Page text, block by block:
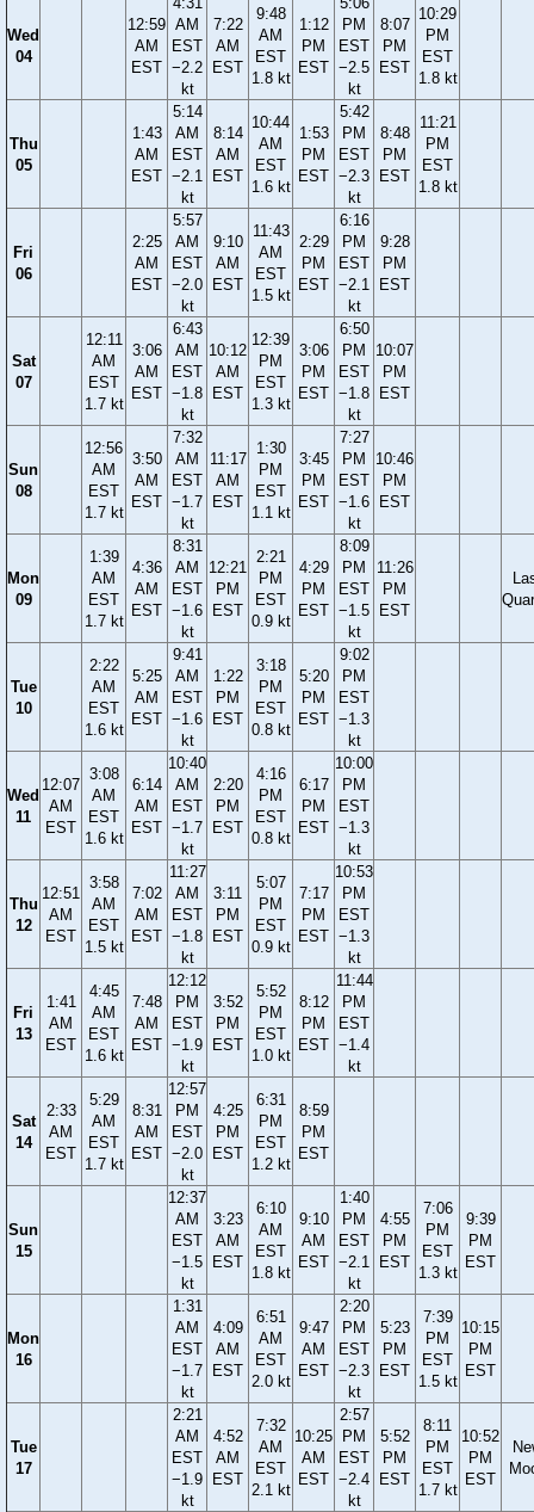
Wed
04
12:59
AM
EST
AM
EST
−2.2
kt
7:22
AM
EST
9:48
AM
EST
1.8 kt
1:12
PM
EST
PM
EST
−2.5
kt
8:07
PM
EST
10:29
PM
EST
1.8 kt
Thu
05
1:43
AM
EST
5:14
AM
EST
−2.1
kt
8:14
AM
EST
10:44
AM
EST
1.6 kt
1:53
PM
EST
5:42
PM
EST
−2.3
kt
8:48
PM
EST
11:21
PM
EST
1.8 kt
Fri
06
2:25
AM
EST
5:57
AM
EST
−2.0
kt
9:10
AM
EST
11:43
AM
EST
1.5 kt
2:29
PM
EST
6:16
PM
EST
−2.1
kt
9:28
PM
EST
Sat
07
12:11
AM
EST
1.7 kt
3:06
AM
EST
6:43
AM
EST
−1.8
kt
10:12
AM
EST
12:39
PM
EST
1.3 kt
3:06
PM
EST
6:50
PM
EST
−1.8
kt
10:07
PM
EST
Sun
08
12:56
AM
EST
1.7 kt
3:50
AM
EST
7:32
AM
EST
−1.7
kt
11:17
AM
EST
1:30
PM
EST
1.1 kt
3:45
PM
EST
7:27
PM
EST
−1.6
kt
10:46
PM
EST
Mon
09
1:39
AM
EST
1.7 kt
4:36
AM
EST
8:31
AM
EST
−1.6
kt
12:21
PM
EST
2:21
PM
EST
0.9 kt
4:29
PM
EST
8:09
PM
EST
−1.5
kt
11:26
PM
EST
Tue
10
2:22
AM
EST
1.6 kt
5:25
AM
EST
9:41
AM
EST
−1.6
kt
1:22
PM
EST
3:18
PM
EST
0.8 kt
5:20
PM
EST
9:02
PM
EST
−1.3
kt
Wed
11
12:07
AM
EST
3:08
AM
EST
1.6 kt
6:14
AM
EST
10:40
AM
EST
−1.7
kt
2:20
PM
EST
4:16
PM
EST
0.8 kt
6:17
PM
EST
10:00
PM
EST
−1.3
kt
Thu
12
12:51
AM
EST
3:58
AM
EST
1.5 kt
7:02
AM
EST
11:27
AM
EST
−1.8
kt
3:11
PM
EST
5:07
PM
EST
0.9 kt
7:17
PM
EST
10:53
PM
EST
−1.3
kt
Fri
13
1:41
AM
EST
4:45
AM
EST
1.6 kt
7:48
AM
EST
12:12
PM
EST
−1.9
kt
3:52
PM
EST
5:52
PM
EST
1.0 kt
8:12
PM
EST
11:44
PM
EST
−1.4
kt
Sat
14
2:33
AM
EST
5:29
AM
EST
1.7 kt
8:31
AM
EST
12:57
PM
EST
−2.0
kt
4:25
PM
EST
6:31
PM
EST
1.2 kt
8:59
PM
EST
Sun
15
12:37
AM
EST
−1.5
kt
3:23
AM
EST
6:10
AM
EST
1.8 kt
9:10
AM
EST
1:40
PM
EST
−2.1
kt
4:55
PM
EST
7:06
PM
EST
1.3 kt
9:39
PM
EST
Mon
16
1:31
AM
EST
−1.7
kt
4:09
AM
EST
6:51
AM
EST
2.0 kt
9:47
AM
EST
2:20
PM
EST
−2.3
kt
5:23
PM
EST
7:39
PM
EST
1.5 kt
10:15
PM
EST
Tue
17
2:21
AM
EST
−1.9
kt
4:52
AM
EST
7:32
AM
EST
2.1 kt
10:25
AM
EST
2:57
PM
EST
−2.4
kt
5:52
PM
EST
8:11
PM
EST
1.7 kt
10:52
PM
EST